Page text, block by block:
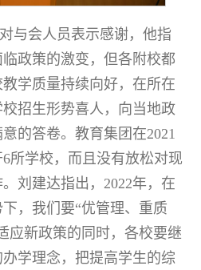
与会人员表示感谢，他指
政策的激变，但各附校都
学质量持续向好，在所在
招生形势喜人，向当地政
的答卷。教育集团在2021
所学校，而且没有放松对现
刘建达指出，2022年，在
，我们要“优管理、重质
应新政策的同时，各校要继
学理念，把提高学生的综